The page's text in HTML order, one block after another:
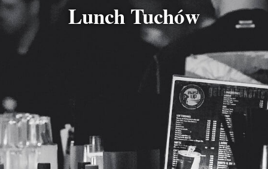
Lunch Tuchów